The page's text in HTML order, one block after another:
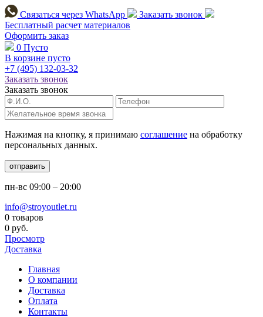
Связаться через WhatsApp
Заказать звонок
Бесплатный расчет материалов
Оформить заказ
0 Пусто
В корзине пусто
+7 (495) 132-03-32
Заказать звонок
Заказать звонок
Нажимая на кнопку, я принимаю соглашение на обработку
персональных данных.
отправить
пн-вс 09:00 – 20:00
info@stroyoutlet.ru
0 товаров
0 руб.
Просмотр
Доставка
Главная
О компании
Доставка
Оплата
Контакты